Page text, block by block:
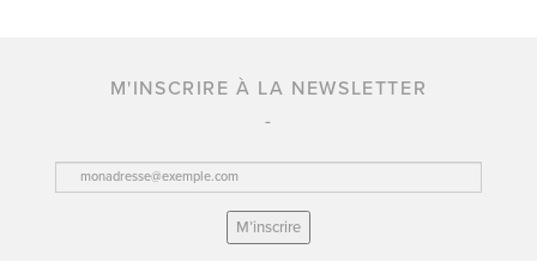
M'INSCRIRE À LA NEWSLETTER
M’inscrire